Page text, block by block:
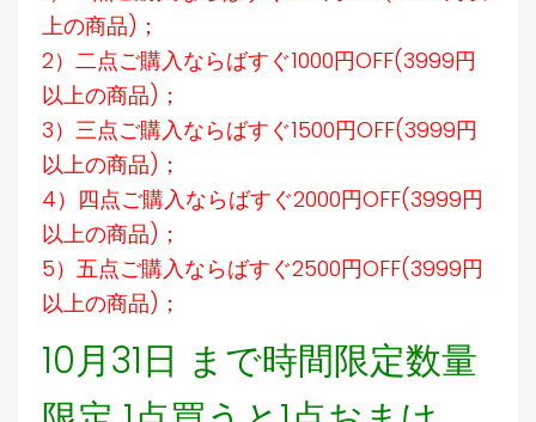
上の商品)；
2）二点ご購入ならばすぐ1000円OFF(3999円
以上の商品)；
3）三点ご購入ならばすぐ1500円OFF(3999円
以上の商品)；
4）四点ご購入ならばすぐ2000円OFF(3999円
以上の商品)；
5）五点ご購入ならばすぐ2500円OFF(3999円
以上の商品)；
10月31日 まで時間限定数量